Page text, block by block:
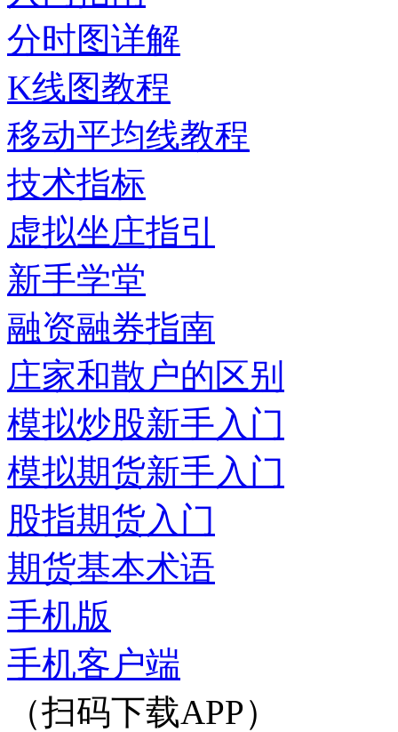
分时图详解
K线图教程
移动平均线教程
技术指标
虚拟坐庄指引
新手学堂
融资融券指南
庄家和散户的区别
模拟炒股新手入门
模拟期货新手入门
股指期货入门
期货基本术语
手机版
手机客户端
（扫码下载APP）